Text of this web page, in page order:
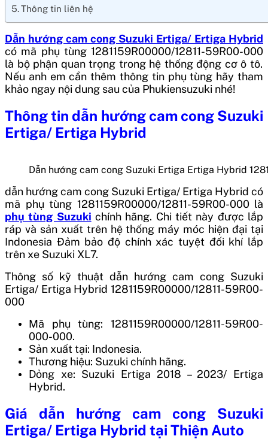
Thông tin liên hệ
Dẫn hướng cam cong Suzuki Ertiga/ Ertiga Hybrid
có mã phụ tùng 1281159R00000/12811-59R00-000
là bộ phận quan trọng trong hệ thống động cơ ô tô.
Nếu anh em cần thêm thông tin phụ tùng hãy tham
khảo ngay nội dung sau của Phukiensuzuki nhé!
Thông tin dẫn hướng cam cong Suzuki
Ertiga/ Ertiga Hybrid
Dẫn hướng cam cong Suzuki Ertiga Ertiga Hybrid
dẫn hướng cam cong Suzuki Ertiga/ Ertiga Hybrid có
mã phụ tùng 1281159R00000/12811-59R00-000là
phụ tùng Suzuki chính hãng. Chi tiết này được lắp
ráp và sản xuất trên hệ thống máy móc hiện đại tại
Indonesia Đảm bảo độ chính xác tuyệt đối khí lắp
trên xe Suzuki XL7.
Thông số kỹ thuật dẫn hướng cam cong Suzuki
Ertiga/ Ertiga Hybrid 1281159R00000/12811-59R00-
000
Mã phụ tùng: 1281159R00000/12811-59R00-
000-000.
Sản xuất tại: Indonesia.
Thương hiệu: Suzuki chính hãng.
Dỏng xe: Suzuki Ertiga 2018 – 2023/ Ertiga
Hybrid.
Giá dẫn hướng cam cong Suzuki
Ertiga/ Ertiga Hybrid tại Thiện Auto